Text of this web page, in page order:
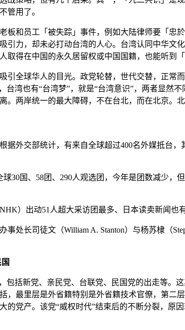
管用了。
板和员工「被失踪」事件，例如大陆律师要「忠
力，却未必打动台湾的人心。台湾认同中华文
得在中国的永久居留权或中国国籍，也能听到
引全球华人的目光。政党轮替，世代交替，正
湾也有“台湾梦”，就是“台湾意识”，两者显然
。两岸统一的最大障碍，不在台北，而在北京。
外交部统计，有来自全球超过400名外媒抵台
30国、58团、290人观选团，今年是团数减少
）出动51人超大采访团最多、日本读卖新闻也
处长司徒文（William A. Stanton）与杨苏棣（
包括新党、亲民党、台联党、民国党的出走等。
，最里层是外省籍特别是外省籍技术官僚，第二
党产。该党“威权时代”结束后的不断分裂，原